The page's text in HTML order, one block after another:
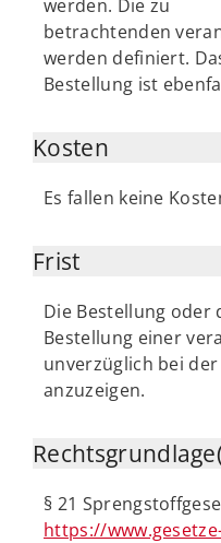
werden. Die zu
betrachtenden
werden definiert.
Bestellung ist
Kosten
Es fallen keine
Frist
Die Bestellung oder
Bestellung einer
unverzüglich bei
anzuzeigen.
§ 21
https://